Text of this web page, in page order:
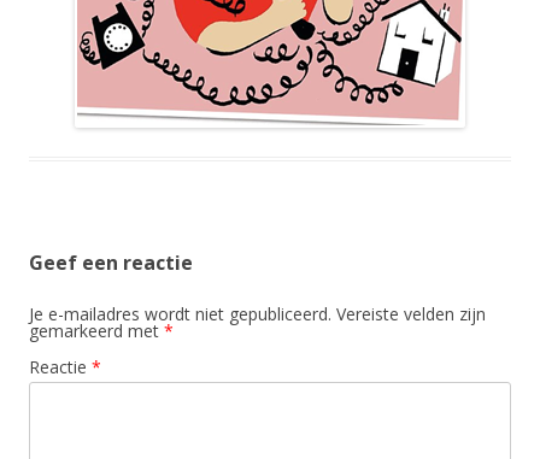
Geef een reactie
Je e-mailadres wordt niet gepubliceerd. Vereiste velden zijn
gemarkeerd met *
Reactie *